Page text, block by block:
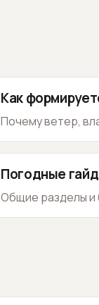
Как
Почему ветер,
Погодные
Общие разделы и